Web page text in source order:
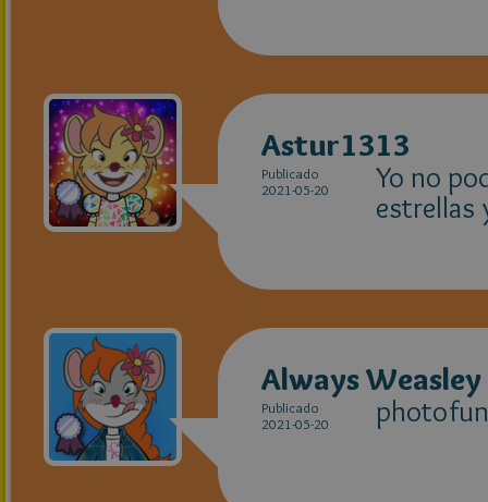
Astur1313
Publicado
2021-05-20
Yo no
estrellas
Always Weasley
Publicado
2021-05-20